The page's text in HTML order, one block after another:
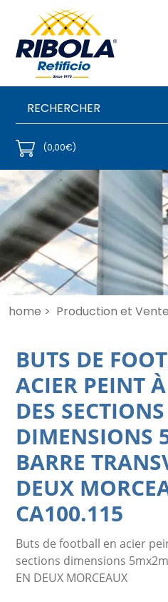
(0,00€)
home > Production et
BUTS DE
ACIER PEINT
DES SECTIONS
DIMENSIONS
BARRE
DEUX
CA100.115
Buts de football en acier
sections dimensions 5mx2m
EN DEUX MORCEAUX